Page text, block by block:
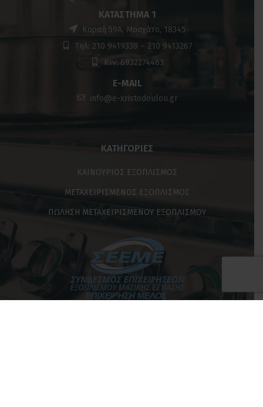
ΚΑΤΆΣΤΗΜΑ 1
Κοραή 59Α, Μοσχάτο, 18345
Τηλ: 210 9419338 – 210 9413267
Κιν: 6932274463
E-MAIL
info@e-xristodoulou.gr
ΚΑΤΗΓΟΡΊΕΣ
ΚΑΙΝΟΥΡΙΟΣ ΕΞΟΠΛΙΣΜΟΣ
ΜΕΤΑΧΕΙΡΙΣΜΕΝΟΣ ΕΞΟΠΛΙΣΜΟΣ
ΠΩΛΗΣΗ ΜΕΤΑΧΕΙΡΙΣΜΕΝΟΥ ΕΞΟΠΛΙΣΜΟΥ